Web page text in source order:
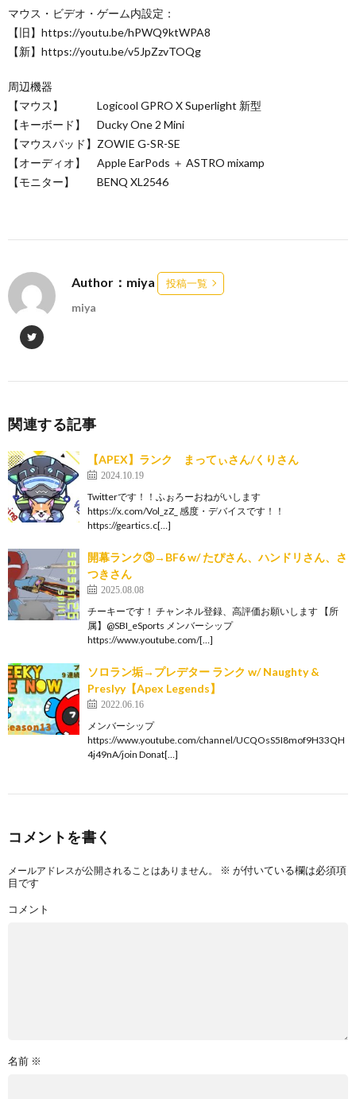
マウス・ビデオ・ゲーム内設定：
【旧】https://youtu.be/hPWQ9ktWPA8
【新】https://youtu.be/v5JpZzvTOQg
周辺機器
【マウス】 Logicool GPRO X Superlight 新型
【キーボード】 Ducky One 2 Mini
【マウスパッド】ZOWIE G-SR-SE
【オーディオ】 Apple EarPods ＋ ASTRO mixamp
【モニター】 BENQ XL2546
Author：miya 投稿一覧
miya
関連する記事
【APEX】ランク まってぃさん/くりさん
2024.10.19
Twitterです！！ふぉろーおねがいします
https://x.com/Vol_zZ_ 感度・デバイスです！！
https://geartics.c[…]
開幕ランク③→BF6 w/ たぴさん、ハンドリさん、さ
つきさん
2025.08.08
チーキーです！ チャンネル登録、高評価お願いします 【所
属】@SBI_eSports メンバーシップ
https://www.youtube.com/[…]
ソロラン垢→プレデター ランク w/ Naughty &
Preslyy【Apex Legends】
2022.06.16
メンバーシップ
https://www.youtube.com/channel/UCQOsS5I8mof9H33QH
4j49nA/join Donat[…]
コメントを書く
メールアドレスが公開されることはありません。 ※ が付いている欄は必須項
目です
コメント
名前 ※